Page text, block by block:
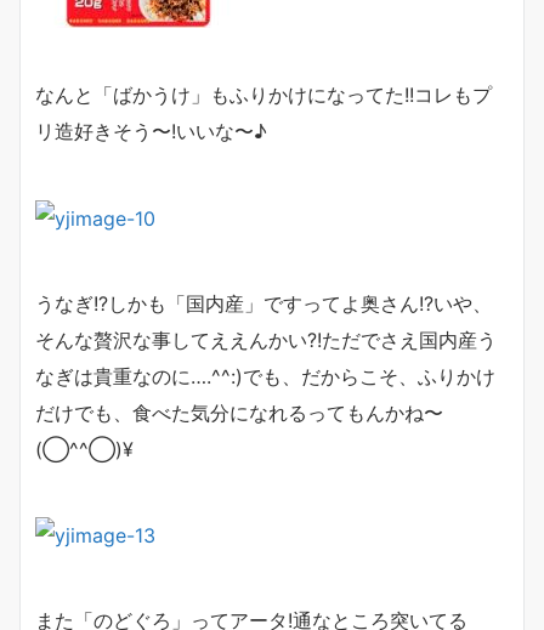
なんと「ばかうけ」もふりかけになってた!!コレもプ
リ造好きそう〜!いいな〜♪
うなぎ!?しかも「国内産」ですってよ奥さん!?いや、
そんな贅沢な事してええんかい?!ただでさえ国内産う
なぎは貴重なのに….^^:)でも、だからこそ、ふりかけ
だけでも、食べた気分になれるってもんかね〜
(◯^^◯)¥
また「のどぐろ」ってアータ!通なところ突いてる